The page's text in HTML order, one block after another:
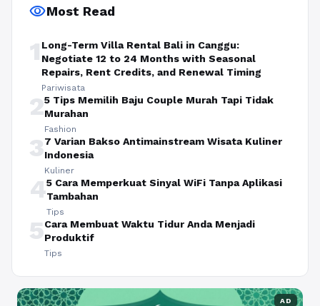
visibilityMost Read
1 Long-Term Villa Rental Bali in Canggu:
Negotiate 12 to 24 Months with Seasonal
Repairs, Rent Credits, and Renewal Timing
Pariwisata
25 Tips Memilih Baju Couple Murah Tapi Tidak
Murahan
Fashion
37 Varian Bakso Antimainstream Wisata Kuliner
Indonesia
Kuliner
45 Cara Memperkuat Sinyal WiFi Tanpa Aplikasi
Tambahan
Tips
5Cara Membuat Waktu Tidur Anda Menjadi
Produktif
Tips
AD